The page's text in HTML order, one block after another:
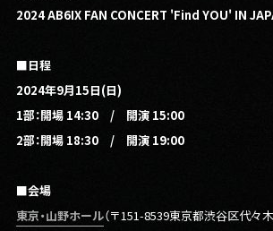
2024 AB6IX FAN CONCERT 'Find YOU' IN
■日程
2024年9月15日(日)
1部：開場 14:30 / 開演 15:00
2部：開場 18:30 / 開演 19:00
■会場
東京・山野ホール（〒151-8539東京都渋谷区代々木